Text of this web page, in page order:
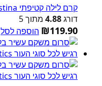
קרם לילה קטיפתי Glow – Christina כריסטינה 60 מ"ל
דורג4.88 מתוך 5
₪119.90 הוספה לסל